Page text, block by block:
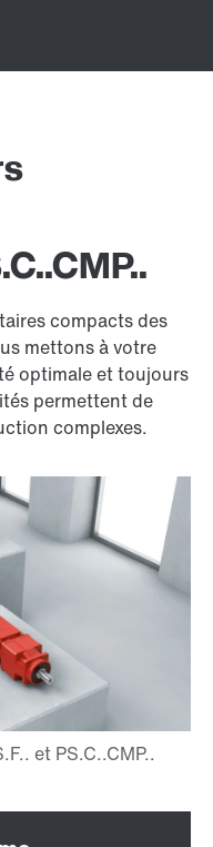
compacts des
mettons à votre
optimale et toujours
permettent de
complexes.